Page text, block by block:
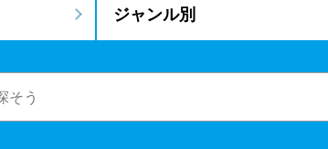
ジャンル別